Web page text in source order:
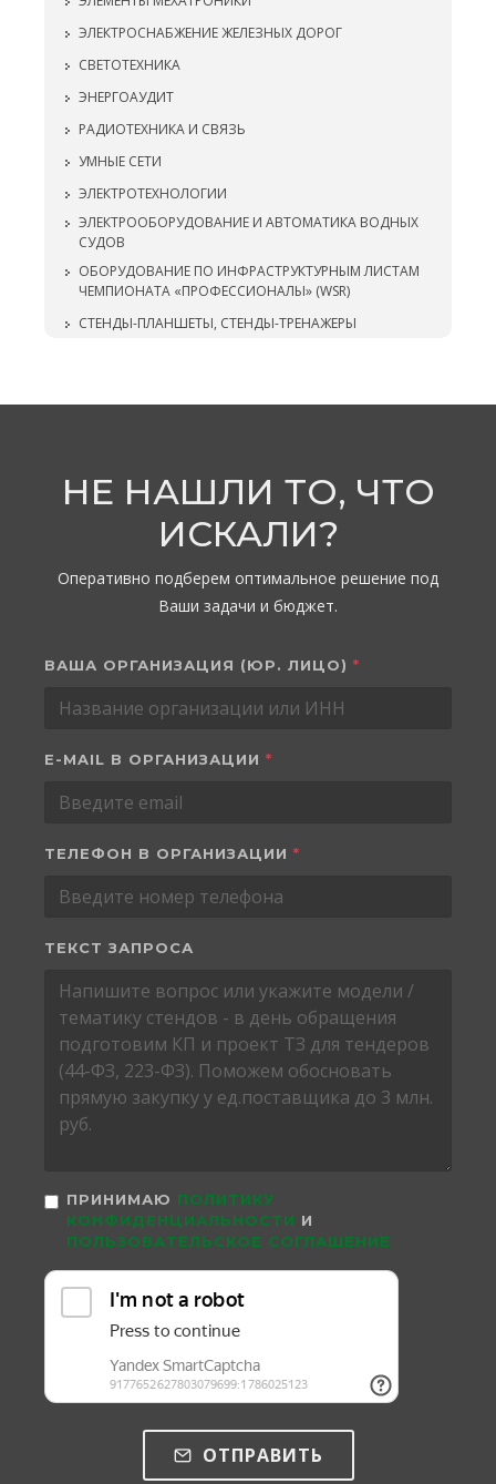
ЭЛЕКТРОСНАБЖЕНИЕ ЖЕЛЕЗНЫХ ДОРОГ
СВЕТОТЕХНИКА
ЭНЕРГОАУДИТ
РАДИОТЕХНИКА И СВЯЗЬ
УМНЫЕ СЕТИ
ЭЛЕКТРОТЕХНОЛОГИИ
ЭЛЕКТРООБОРУДОВАНИЕ И АВТОМАТИКА ВОДНЫХ
СУДОВ
ОБОРУДОВАНИЕ ПО ИНФРАСТРУКТУРНЫМ ЛИСТАМ
ЧЕМПИОНАТА «ПРОФЕССИОНАЛЫ» (WSR)
СТЕНДЫ-ПЛАНШЕТЫ, СТЕНДЫ-ТРЕНАЖЕРЫ
НЕ НАШЛИ ТО, ЧТО
ИСКАЛИ?
Оперативно подберем оптимальное решение под
Ваши задачи и бюджет.
ВАША ОРГАНИЗАЦИЯ (ЮР. ЛИЦО) *
E-MAIL В ОРГАНИЗАЦИИ *
ТЕЛЕФОН В ОРГАНИЗАЦИИ *
ТЕКСТ ЗАПРОСА
ПРИНИМАЮ ПОЛИТИКУ
КОНФИДЕНЦИАЛЬНОСТИ И
ПОЛЬЗОВАТЕЛЬСКОЕ СОГЛАШЕНИЕ
ОТПРАВИТЬ